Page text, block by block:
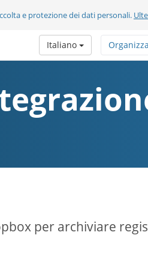
e protezione dei dati personali.
Italiano
per archiviare